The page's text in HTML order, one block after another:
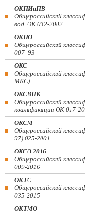
ОКПИиПВ
Общероссийский
вод. ОК 032-2002
ОКПО
Общероссийский
007–93
ОКС
Общероссийский
МКС)
ОКСВНК
Общероссийский
квалификации ОК 017-
ОКСМ
Общероссийский
97) 025-2001
ОКСО 2016
Общероссийский
009-2016
ОКТС
Общероссийский
035-2015
ОКТМО